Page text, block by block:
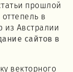
прошлой
в
из Австралии
сайтов в
векторного